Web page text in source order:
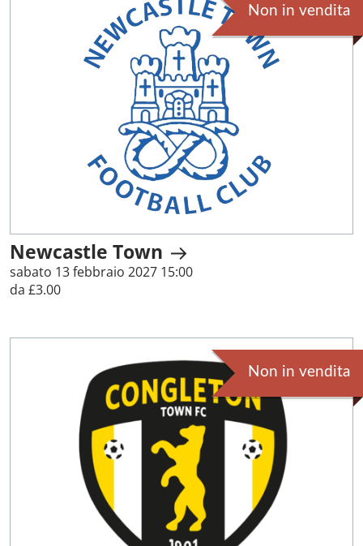
Non in vendita
Newcastle Town
sabato 13 febbraio 2027 15:00
da £3.00
Non in vendita